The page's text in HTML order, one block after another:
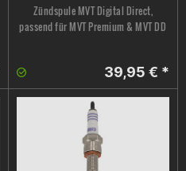
Zündspule MVT Digital Direct,
passend für MVT Premium & MVT DD
39,95 € *